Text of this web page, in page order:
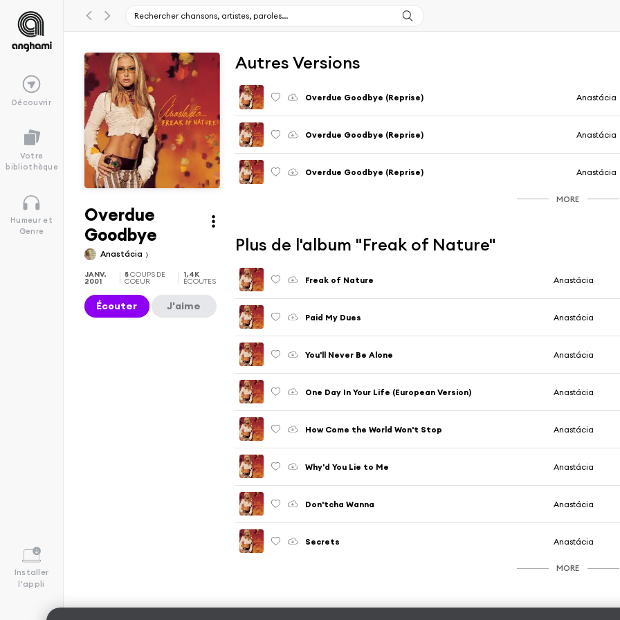
Découvrir
Votre
bibliothèque
Humeur et
Genre
Installer
l'appli
Overdue
Goodbye
Anastácia
JANV.
2001
5COUPS DE
COEUR
1.4K
ÉCOUTES
Écouter J'aime
Autres Versions
Overdue Goodbye (Reprise) Anastácia
Overdue Goodbye (Reprise) Anastácia
Overdue Goodbye (Reprise) Anastácia
MORE
Plus de l'album "Freak of Nature"
Freak of Nature Anastácia
Paid My Dues Anastácia
You'll Never Be Alone Anastácia
One Day In Your Life (European Version) Anastácia
How Come the World Won't Stop Anastácia
Why'd You Lie to Me Anastácia
Don'tcha Wanna Anastácia
Secrets Anastácia
MORE